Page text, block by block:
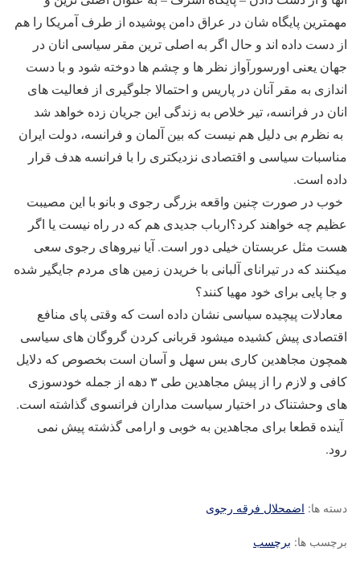
مهمترین پایگاه شان در عراق دامن پوشیده از طرف آمریکا را هم
از دست داده اند و حال اگر به اصلی ترین مقر سیاسی انان در
جهان یعنی اورسورآواز نظر ها و چشم ها دوخته شود و با دست
اندازی به مقر آنان در پاریس و احتمالا جلوگیری از فعالیت های
انان در فرانسه، تیر خلاص به زندگی این جریان زده خواهد شد
به نظرم بی دلیل هم نیست که بین آلمان و فرانسه، دولت ایران
مناسبات سیاسی و اقتصادی نزدیکتری را با فرانسه هدف قرار
داده است.
خوب در صورت چنین واقعه بزرگی رجوی و بانو با این مصیبت
عظیم چه خواهند کرد؟ارباب جدیدی هم که در راه نیست یا اگر
هست مثل عربستان خیلی دور است. آیا نیروهای رجوی سعی
میکنند که در تیرانای آلبانی با خریدن زمین های مردم جایگیر شده
و جا پایی برای خود مهیا کنند؟
معادلات پیچیده سیاسی نشان داده است که وقتی پای منافع
اقتصادی پیش کشیده میشود قربانی کردن گروگان های سیاسی
همچون مجاهدین کاری بس سهل و آسان است بخصوص که دلایل
کافی و لازم را از پیش مجاهدین طی ۳ دهه از جمله خودسوزی
های وحشتناک در اختیار سیاست مداران فرانسوی گذاشته است.
آینده قطعا برای مجاهدین به خوبی و ارامی گذشته پیش نمی
رود.
دسته ها: اضمحلال فرقه رجوی
برچسب ها: برچسب